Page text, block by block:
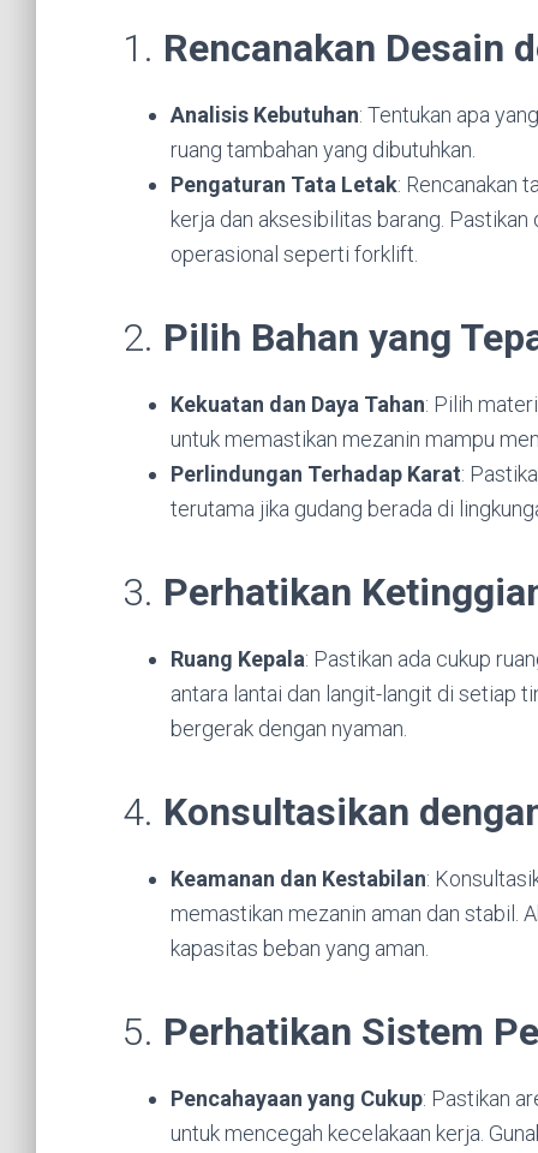
1. Rencanakan Desain
Analisis Kebutuhan: Tentukan apa
ruang tambahan yang dibutuhkan.
Pengaturan Tata Letak: Rencanakan
kerja dan aksesibilitas barang.
operasional seperti forklift.
2. Pilih Bahan yang
Kekuatan dan Daya Tahan: Pilih
untuk memastikan mezanin mampu
Perlindungan Terhadap Karat:
terutama jika gudang berada di
3. Perhatikan
Ruang Kepala: Pastikan ada cukup
antara lantai dan langit-langit di setiap
bergerak dengan nyaman.
4. Konsultasikan
Keamanan dan Kestabilan:
memastikan mezanin aman dan stabil.
kapasitas beban yang aman.
5. Perhatikan Sistem
Pencahayaan yang Cukup: Pastikan
untuk mencegah kecelakaan kerja.